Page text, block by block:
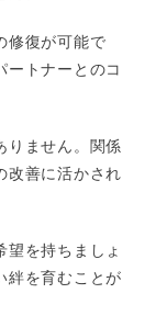
修復が可能で
ートナーとのコ
りません。関係
改善に活かされ
望を持ちましょ
絆を育むことが